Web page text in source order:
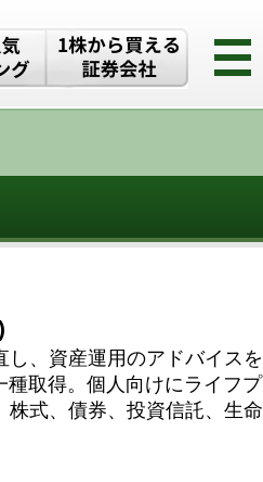
、資産運用のアドバイスを
取得。個人向けにライフプ
株式、債券、投資信託、生命